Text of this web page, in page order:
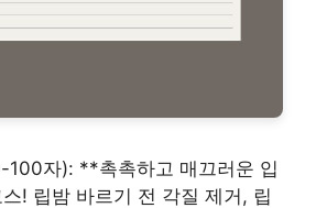
자): **촉촉하고 매끄러운 입
! 립밤 바르기 전 각질 제거, 립